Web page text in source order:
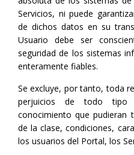
Servicios, ni puede
de dichos datos en su
Usuario debe ser
seguridad de los sistemas
enteramente fiables.
Se excluye, por tanto, toda
perjuicios de todo tipo
conocimiento que pudieran
de la clase, condiciones,
los usuarios del Portal, los